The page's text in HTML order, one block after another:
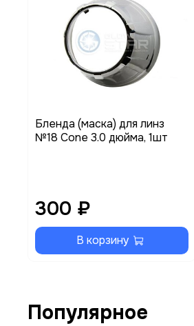
Бленда (маска) для линз
№18 Cone 3.0 дюйма, 1шт
300 ₽
В корзину
Популярное